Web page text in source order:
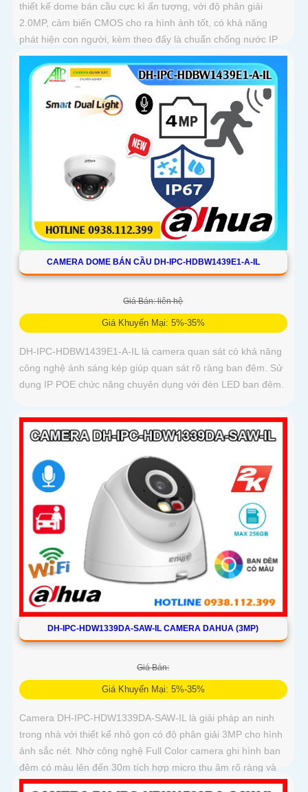
thiết kế dome bán cầu cực kì ấn tượng, với độ phân giải
2.0MP, cảm biến CMOS cho ra hình ảnh tốt, có khả năng
phát hiện con người, kèm theo đấy là chuẩn chống nước IP
67, biên độ hoạt động lớn có thể lắp tại môi trường lạnh giá
CAMERA DOME BÁN CẦU DH-IPC-HDBW1439E1-A-IL
Giá Bán: liên hệ
Giá Khuyến Mại: 5%-35%
DH-IPC-HDBW1439E1-A-IL là camera quan sát có khả năng
công nghệ ánh sáng kép giúp quan sát rõ ràng ban đêm. Sử
dụng IP POE chức năng chuyên dụng với đèn LED ban đêm.
DH-IPC-HDW1339DA-SAW-IL CAMERA DAHUA (3MP)
Giá Bán:
Giá Khuyến Mại: 5%-35%
Camera DH-IPC-HDW1339DA-SAW-IL là giải pháp an ninh
trong nhà với thiết kế nhỏ gọn có độ phân giải 3MP cho hình
ảnh sắc nét. Nhờ công nghệ Full Color camera ghi hình ban
đêm có màu lên đến 30m tích hợp micro thu âm rõ ràng và
khả năng phát hiện người, phương tiện thông minh